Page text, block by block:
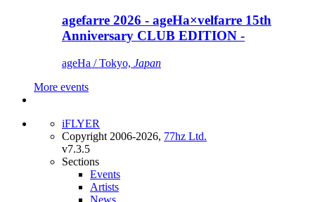
agefarre 2026 - ageHa×velfarre 15th
Anniversary CLUB EDITION -
ageHa / Tokyo, Japan
More events
iFLYER
Copyright 2006-2026, 77hz Ltd.
v7.3.5
Sections
Events
Artists
News